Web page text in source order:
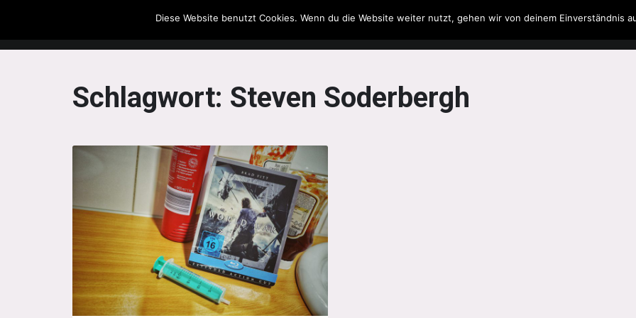
The Howling Men Filme & Serien Musik Spielzeug Literatur
Schlagwort: Steven Soderbergh
Diese Website benutzt Cookies. Wenn du die Website weiter nutzt, gehen wir von deinem Einverständnis